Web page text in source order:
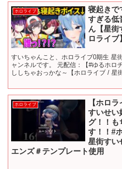
ホロライブ
寝起きで
すぎる低
ん【星街
ロライブ
すいちゃんこと、ホロライブ0期生 星
ャンネルです。 元配信：【#ゆるホロ
ししちゃおっかな～【ホロライブ / 星
ホロライブ
【ホロ
すいせい
グ！！も
す！！#
星街すい
エンズ＃テンプレート使用